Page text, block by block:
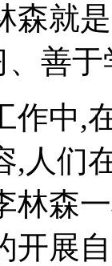
森就
善
中,在
,人们
林森
开展